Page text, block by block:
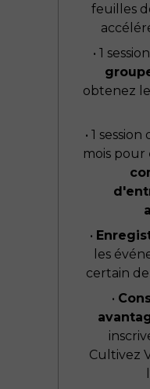
feuilles
• 1
obtenez le
• 1
mois pour
•
les
certain
•
Cultivez